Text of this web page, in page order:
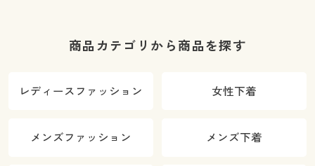
商品カテゴリから商品を探す
レディースファッション 女性下着
メンズファッション メンズ下着